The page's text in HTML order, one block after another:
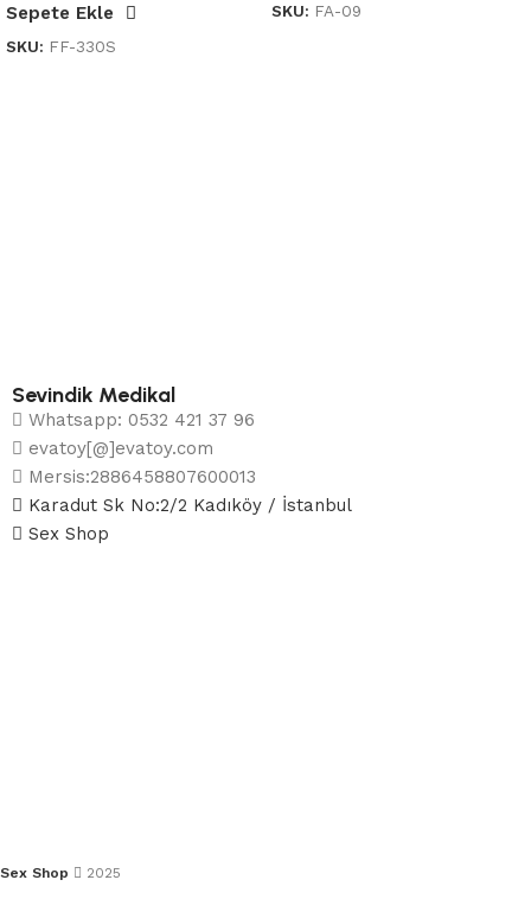
Sepete Ekle
SKU: FF-330S
SKU: FA-09
Sevindik Medikal
Whatsapp: 0532 421 37 96
evatoy[@]evatoy.com
Mersis:2886458807600013
Karadut Sk No:2/2 Kadıköy / İstanbul
Sex Shop
Sex Shop 2025